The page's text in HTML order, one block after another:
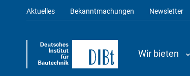
Aktuelles Bekanntmachungen Newsletter
Wir bieten